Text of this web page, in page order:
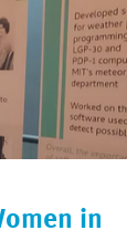
in